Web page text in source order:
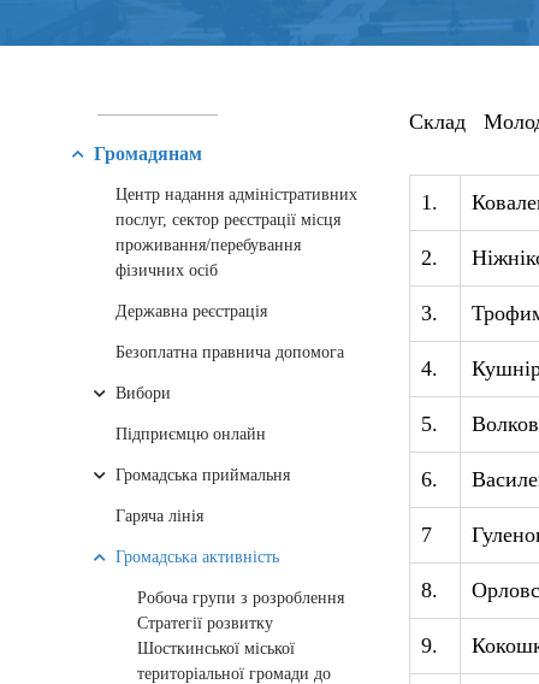
Громадянам
Центр надання адміністративних
послуг, сектор реєстрації місця
проживання/перебування
фізичних осіб
Державна реєстрація
Безоплатна правнича допомога
Вибори
Підприємцю онлайн
Громадська приймальня
Гаряча лінія
Громадська активність
Робоча групи з розроблення
Стратегії розвитку
Шосткинської міської
територіальної громади до
Склад
1.
2.
3.
4.
5.
6.
7
8.
9.